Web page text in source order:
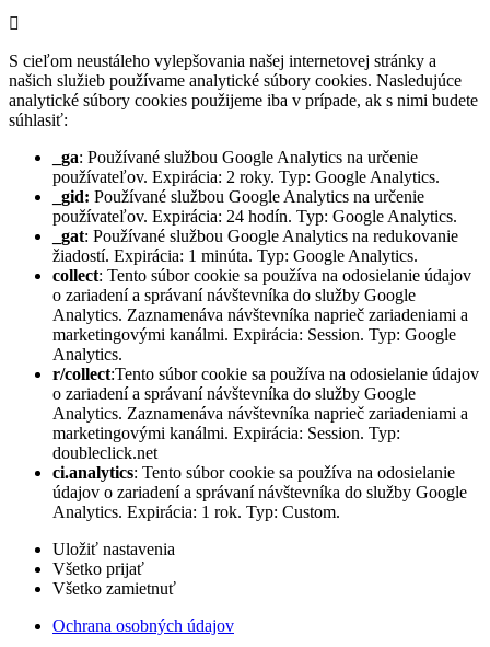
S cieľom neustáleho vylepšovania našej internetovej stránky a
našich služieb používame analytické súbory cookies. Nasledujúce
analytické súbory cookies použijeme iba v prípade, ak s nimi budete
súhlasiť:
_ga: Používané službou Google Analytics na určenie
používateľov. Expirácia: 2 roky. Typ: Google Analytics.
_gid: Používané službou Google Analytics na určenie
používateľov. Expirácia: 24 hodín. Typ: Google Analytics.
_gat: Používané službou Google Analytics na redukovanie
žiadostí. Expirácia: 1 minúta. Typ: Google Analytics.
collect: Tento súbor cookie sa používa na odosielanie údajov
o zariadení a správaní návštevníka do služby Google
Analytics. Zaznamenáva návštevníka naprieč zariadeniami a
marketingovými kanálmi. Expirácia: Session. Typ: Google
Analytics.
r/collect:Tento súbor cookie sa používa na odosielanie údajov
o zariadení a správaní návštevníka do služby Google
Analytics. Zaznamenáva návštevníka naprieč zariadeniami a
marketingovými kanálmi. Expirácia: Session. Typ:
doubleclick.net
ci.analytics: Tento súbor cookie sa používa na odosielanie
údajov o zariadení a správaní návštevníka do služby Google
Analytics. Expirácia: 1 rok. Typ: Custom.
Uložiť nastavenia
Všetko prijať
Všetko zamietnuť
Ochrana osobných údajov